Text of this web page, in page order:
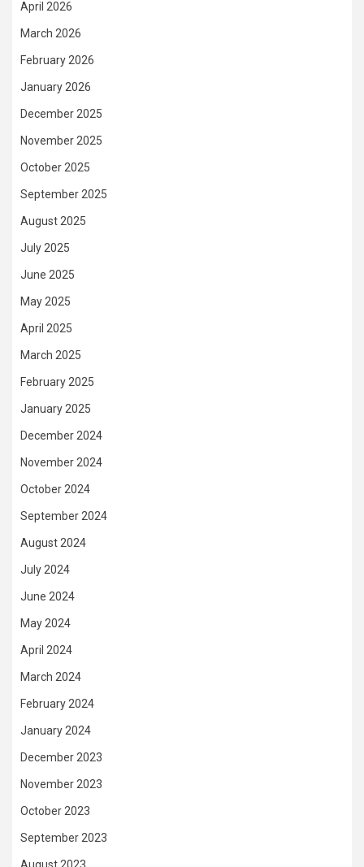
April 2026
March 2026
February 2026
January 2026
December 2025
November 2025
October 2025
September 2025
August 2025
July 2025
June 2025
May 2025
April 2025
March 2025
February 2025
January 2025
December 2024
November 2024
October 2024
September 2024
August 2024
July 2024
June 2024
May 2024
April 2024
March 2024
February 2024
January 2024
December 2023
November 2023
October 2023
September 2023
August 2023